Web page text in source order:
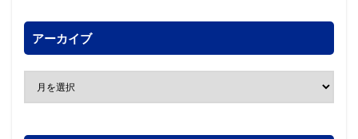
アーカイブ